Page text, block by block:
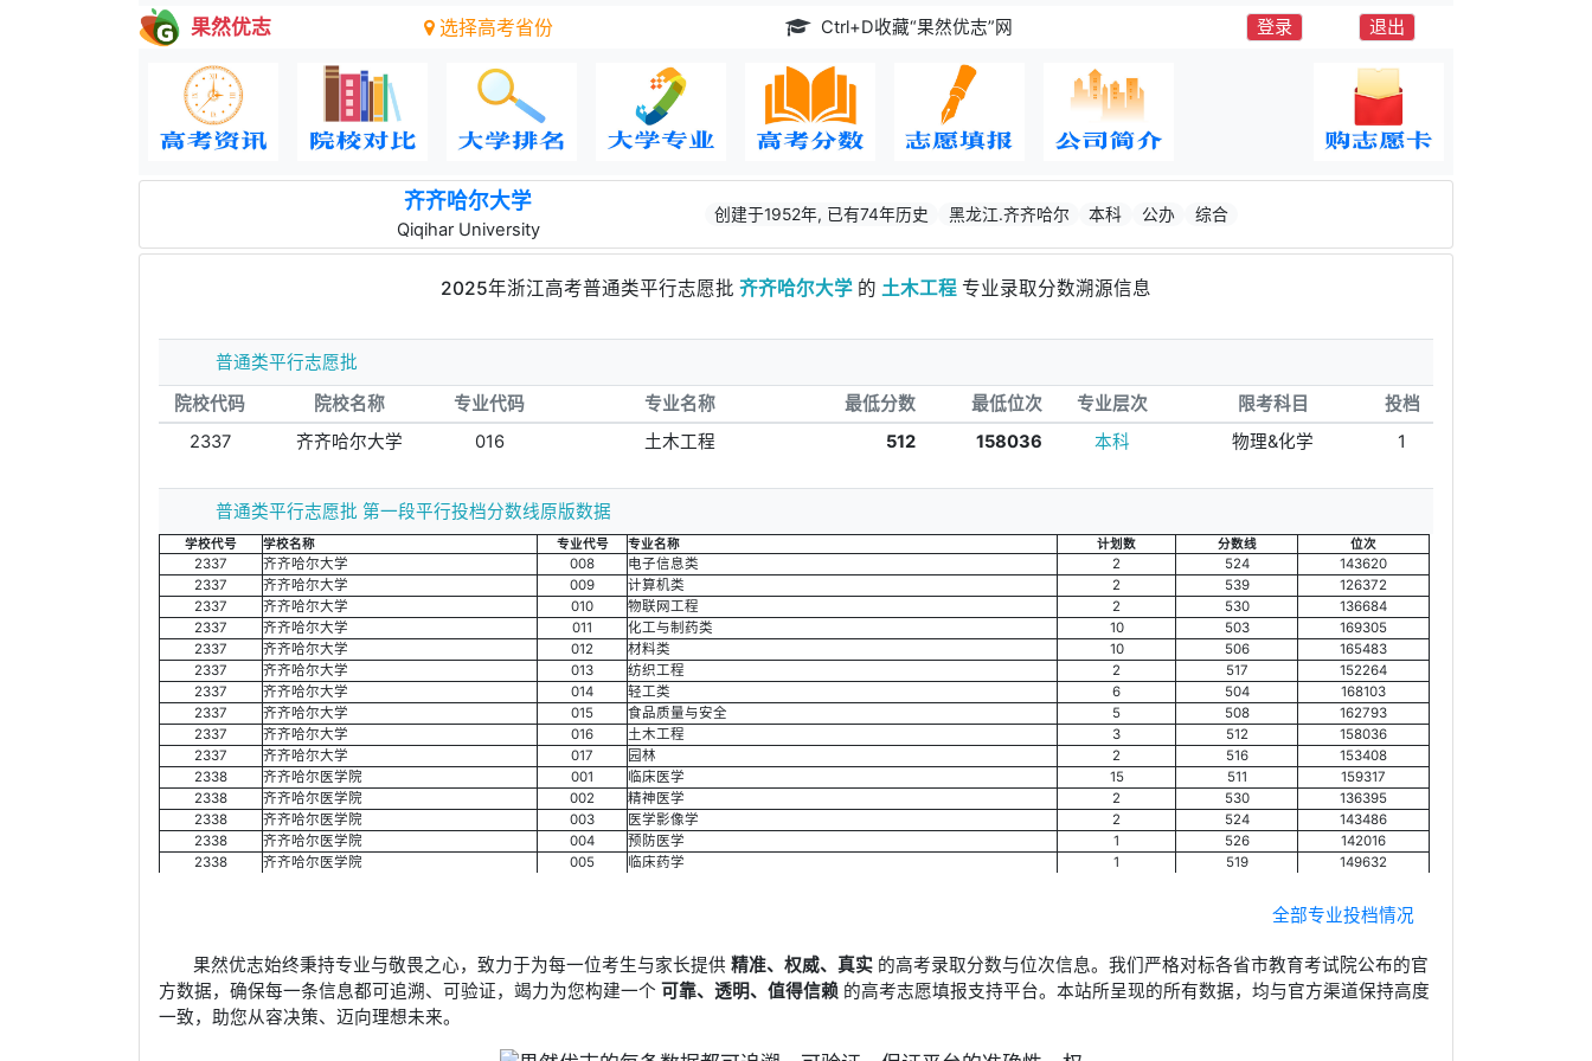
果然优志 选择高考省份 Ctrl+D收藏“果然优志”网 登录 退出
齐齐哈尔大学
Qiqihar University
创建于1952年, 已有74年历史 黑龙江.齐齐哈尔 本科 公办 综合
2025年浙江高考普通类平行志愿批 齐齐哈尔大学 的 土木工程 专业录取分数溯源信息
普通类平行志愿批
院校代码
院校名称 专业代码 专业名称 最低分数 最低位次 专业层次 限考科目
投档
2337
齐齐哈尔大学 016 土木工程 512 158036 本科 物理&化学 1
普通类平行志愿批 第一段平行投档分数线原版数据
学校代号 学校名称 专业代号 专业名称 计划数 分数线 位次
2337 齐齐哈尔大学 008 电子信息类 2 524
143620
2337
齐齐哈尔大学 009 计算机类 2 539
126372
2337
齐齐哈尔大学 010 物联网工程 2 530
136684
2337
齐齐哈尔大学 011 化工与制药类 10 503
169305
2337
齐齐哈尔大学 012 材料类 10 506
165483
2337
齐齐哈尔大学 013 纺织工程 2 517
152264
2337
齐齐哈尔大学 014 轻工类 6 504
168103
2337
齐齐哈尔大学 015 食品质量与安全 5 508
162793
2337
齐齐哈尔大学 016 土木工程 3 512
158036
2337
齐齐哈尔大学 017 园林 2 516
153408
2338
齐齐哈尔医学院 001 临床医学 15 511
159317
2338
齐齐哈尔医学院 002 精神医学 2 530
136395
2338
齐齐哈尔医学院 003 医学影像学 2 524
143486
2338
齐齐哈尔医学院 004 预防医学 1 526
142016
2338
齐齐哈尔医学院 005 临床药学 1 519 149632
全部专业投档情况
果然优志始终秉持专业与敬畏之心，致力于为每一位考生与家长提供精准、权威、真实 的高考录取分数与位次信息。我们严格对标各省市教育考试院公布的官
方数据，确保每一条信息都可追溯、可验证，竭力为您构建一个 可靠、透明、值得信赖 的高考志愿填报支持平台。本站所呈现的所有数据，均与官方渠道保持高度
一致，助您从容决策、迈向理想未来。